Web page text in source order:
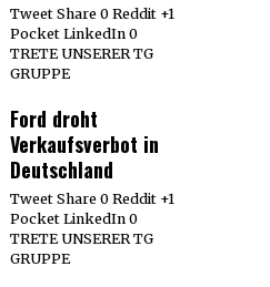
Tweet Share 0 Reddit +1
Pocket LinkedIn 0
TRETE UNSERER TG
GRUPPE
Ford droht
Verkaufsverbot in
Deutschland
Tweet Share 0 Reddit +1
Pocket LinkedIn 0
TRETE UNSERER TG
GRUPPE